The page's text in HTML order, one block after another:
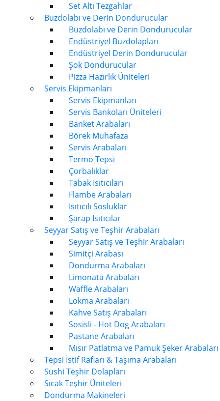
Set Altı Tezgahlar
Buzdolabı ve Derin Dondurucular
Buzdolabı ve Derin Dondurucular
Endüstriyel Buzdolapları
Endüstriyel Derin Dondurucular
Şok Dondurucular
Pizza Hazırlık Üniteleri
Servis Ekipmanları
Servis Ekipmanları
Servis Bankoları Üniteleri
Banket Arabaları
Börek Muhafaza
Servis Arabaları
Termo Tepsi
Çorbalıklar
Tabak Isıtıcıları
Flambe Arabaları
Isıtıcılı Sosluklar
Şarap Isıtıcılar
Seyyar Satış ve Teşhir Arabaları
Seyyar Satış ve Teşhir Arabaları
Simitçi Arabası
Dondurma Arabaları
Limonata Arabaları
Waffle Arabaları
Lokma Arabaları
Kahve Satış Arabaları
Sosisli - Hot Dog Arabaları
Pastane Arabaları
Mısır Patlatma ve Pamuk Şeker Arabaları
Tepsi İstif Rafları & Taşıma Arabaları
Sushi Teşhir Dolapları
Sıcak Teşhir Üniteleri
Dondurma Makineleri